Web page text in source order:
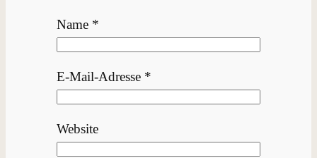
Name *
E-Mail-Adresse *
Website